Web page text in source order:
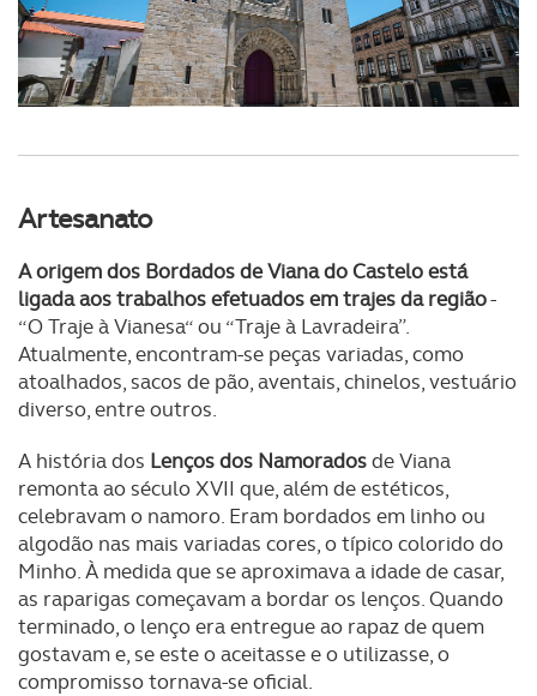
parceiros e organizações na UE e em países terceiros.
O ACP garantirá que as transferências internacionais de
dados pessoais serão realizadas apenas com o seu
necessário no contexto dos serviços a prestar.
Realçamos que o bloqueio de certo tipo de Cookies e
experiência de navegação no Website e nos serviços
disponibilizados.
Consulte a política de cookies do site.
Artesanato
A origem dos Bordados de Viana do Castelo está
ligada aos trabalhos efetuados em trajes da região-
“O Traje à Vianesa“ ou “Traje à Lavradeira”.
Atualmente, encontram-se peças variadas, como
atoalhados, sacos de pão, aventais, chinelos, vestuário
diverso, entre outros.
A história dos Lenços dos Namoradosde Viana
remonta ao século XVII que, além de estéticos,
celebravam o namoro. Eram bordados em linho ou
algodão nas mais variadas cores, o típico colorido do
Minho. À medida que se aproximava a idade de casar,
as raparigas começavam a bordar os lenços. Quando
terminado, o lenço era entregue ao rapaz de quem
gostavam e, se este o aceitasse e o utilizasse, o
compromisso tornava-se oficial.